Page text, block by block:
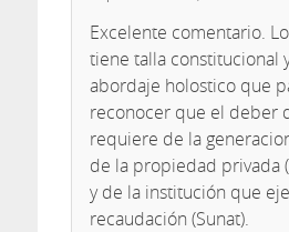
Excelente comentario.
tiene talla constitucional
abordaje holostico que
reconocer que el deber
requiere de la
de la propiedad privada
y de la institución que
recaudación (Sunat).